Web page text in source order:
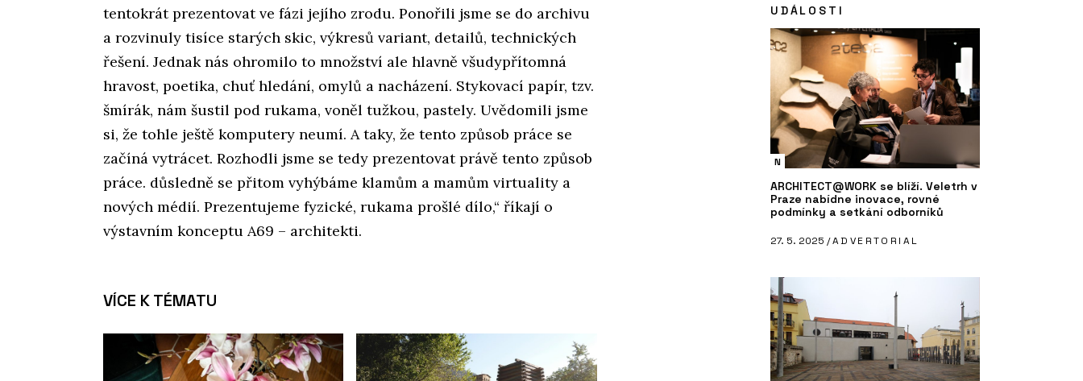
tentokrát prezentovat ve fázi jejího zrodu. Ponořili jsme se do archivu
a rozvinuly tisíce starých skic, výkresů variant, detailů, technických
řešení. Jednak nás ohromilo to množství ale hlavně všudypřítomná
hravost, poetika, chuť hledání, omylů a nacházení. Stykovací papír, tzv.
šmírák, nám šustil pod rukama, voněl tužkou, pastely. Uvědomili jsme
si, že tohle ještě komputery neumí. A taky, že tento způsob práce se
začíná vytrácet. Rozhodli jsme se tedy prezentovat právě tento způsob
práce. důsledně se přitom vyhýbáme klamům a mamům virtuality a
nových médií. Prezentujeme fyzické, rukama prošlé dílo,“ říkají o
výstavním konceptu A69 – architekti.
VÍCE K TÉMATU
UDÁLOSTI
N
ARCHITECT@WORK se blíží. Veletrh v
Praze nabídne inovace, rovné
podmínky a setkání odborníků
27. 5. 2025 /ADVERTORIAL